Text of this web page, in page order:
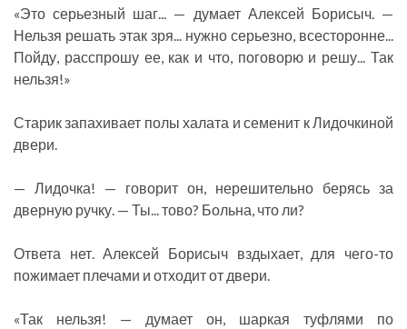
«Это серьезный шаг... — думает Алексей Борисыч. —
Нельзя решать этак зря... нужно серьезно, всесторонне...
Пойду, расспрошу ее, как и что, поговорю и решу... Так
нельзя!»
Старик запахивает полы халата и семенит к Лидочкиной
двери.
— Лидочка! — говорит он, нерешительно берясь за
дверную ручку. — Ты... тово? Больна, что ли?
Ответа нет. Алексей Борисыч вздыхает, для чего-то
пожимает плечами и отходит от двери.
«Так нельзя! — думает он, шаркая туфлями по